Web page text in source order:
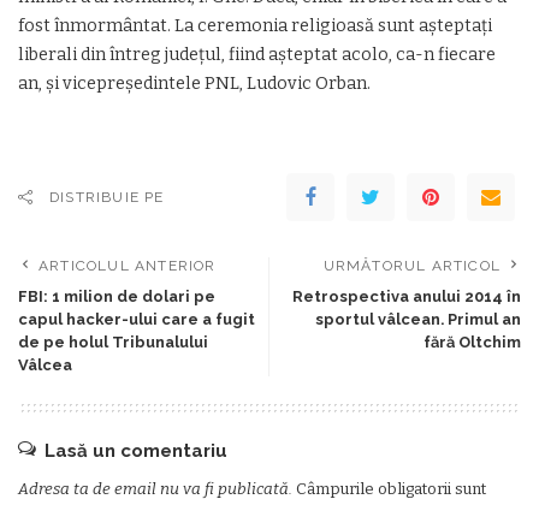
fost înmormântat. La ceremonia religioasă sunt așteptați
liberali din întreg județul, fiind așteptat acolo, ca-n fiecare
an, și vicepreședintele PNL, Ludovic Orban.
DISTRIBUIE PE
ARTICOLUL ANTERIOR
FBI: 1 milion de dolari pe
capul hacker-ului care a fugit
de pe holul Tribunalului
Vâlcea
URMĂTORUL ARTICOL
Retrospectiva anului 2014 în
sportul vâlcean. Primul an
fără Oltchim
Lasă un comentariu
Adresa ta de email nu va fi publicată. Câmpurile obligatorii sunt